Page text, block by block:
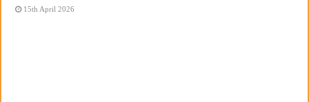
15th April 2026